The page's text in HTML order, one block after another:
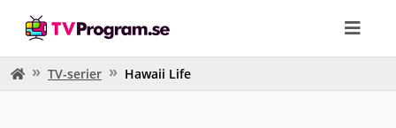
TV-serier Hawaii Life